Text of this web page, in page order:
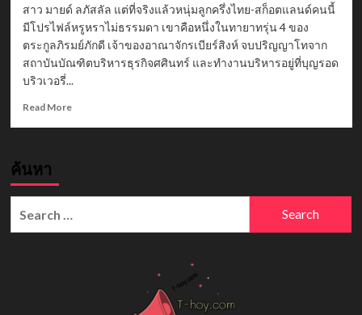
สาว มายด์ ลภัสลัล แต่ที่จริงแล้วหนุ่มลูกครึ่งไทย-สก็อตแลนด์คนนี้
มีโปรไฟล์หรูหราไม่ธรรมดา เขาคือหนึ่งในทายาทรุ่น 4 ของ
ตระกูลภิรมย์ภักดี เจ้าของอาณาจักรเบียร์สิงห์ จบปริญญาโทจาก
สถาบันบัณฑิตบริหารธุรกิจศศินทร์ และทำงานบริหารอยู่ที่บุญรอด
บริวเวอรี่...
Read MoreRead
ประวัติ
ค้นหา